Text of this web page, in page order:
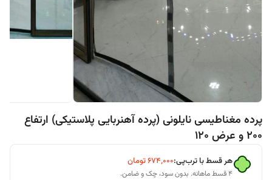
پرده مغناطیسی نایلونی (پرده آهنربایی پلاستیکی) ارتفاع
200 و عرض 120
هر قسط با ترب‌پی:۶۷۴٬۰۰۰تومان
۴ قسط ماهانه. بدون سود، چک و ضامن.